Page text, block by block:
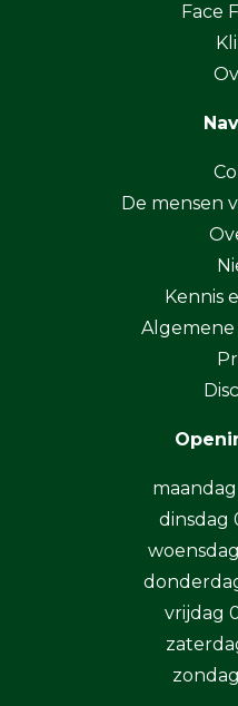
Face
De mensen
Kennis
dinsdag
vrijdag